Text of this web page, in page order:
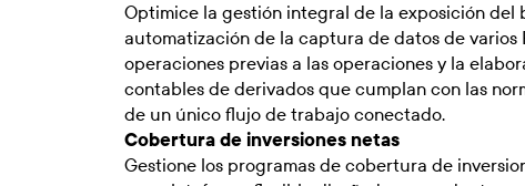
Optimice la gestión integral de la exposición del
automatización de la captura de datos de varios
operaciones previas a las operaciones y la
contables de derivados que cumplan con las
de un único flujo de trabajo conectado.
Cobertura de inversiones netas
Gestione los programas de cobertura de